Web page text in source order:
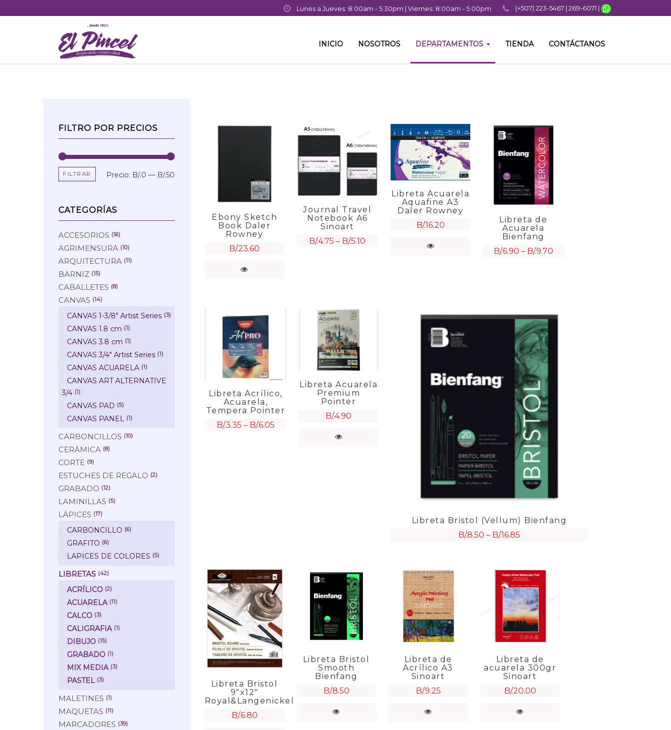
to
Lunes a Jueves: 8:00am - 5:30pm | Viernes: 8:00am - 5:00pm (+507) 223-5467 | 269-6071 |
INICIO NOSOTROS DEPARTAMENTOS TIENDA CONTÁCTANOS
Ebony Sketch
Book Daler
Rowney
B/.23.60
Journal Travel
Notebook A6
Sinoart
B/.4.75 – B/.5.10
Libreta Acuarela
Aquafine A3
Daler Rowney
B/.16.20
Libreta de
Acuarela
Bienfang
B/.6.90 – B/.9.70
Libreta Acrílico,
Acuarela,
Tempera Pointer
B/.3.35 – B/.6.05
Libreta Acuarela
Premium
Pointer
B/.4.90
Libreta Bristol (Vellum) Bienfang
B/.8.50 – B/.16.85
Libreta Bristol
9″x12″
Royal&Langenickel
B/.6.80
Libreta Bristol
Smooth
Bienfang
B/.8.50
Libreta de
Acrílico A3
Sinoart
B/.9.25
Libreta de
acuarela 300gr
Sinoart
B/.20.00
FILTRO POR PRECIOS
FILTRAR Precio: B/.0 — B/.50
CATEGORÍAS
ACCESORIOS (16)
AGRIMENSURA (10)
ARQUITECTURA (11)
BARNIZ (15)
CABALLETES (8)
CANVAS (14)
CANVAS 1-3/8" Artist Series (3)
CANVAS 1.8 cm (1)
CANVAS 3.8 cm (1)
CANVAS 3/4" Artist Series (1)
CANVAS ACUARELA (1)
CANVAS ART ALTERNATIVE
3/4 (1)
CANVAS PAD (5)
CANVAS PANEL (1)
CARBONCILLOS (10)
CERÁMICA (8)
CORTE (9)
ESTUCHES DE REGALO (2)
GRABADO (12)
LAMINILLAS (5)
LÁPICES (17)
CARBONCILLO (6)
GRAFITO (6)
LAPICES DE COLORES (5)
LIBRETAS (42)
ACRÍLICO (2)
ACUARELA (11)
CALCO (3)
CALIGRAFIA (1)
DIBUJO (15)
GRABADO (1)
MIX MEDIA (3)
PASTEL (3)
MALETINES (1)
MAQUETAS (11)
MARCADORES (39)